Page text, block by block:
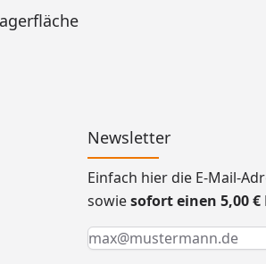
Newsletter
Einfach hier die E-Mail-
sowiesofort einen 5,00
Keine Eingabe erforderlich
Eingabe erforderlich
E-Mail *